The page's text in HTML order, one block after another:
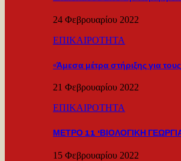
24 Φεβρουαρίου 2022
ΕΠΙΚΑΙΡΟΤΗΤΑ
«Άμεσα μέτρα στήριξης για
21 Φεβρουαρίου 2022
ΕΠΙΚΑΙΡΟΤΗΤΑ
ΜΕΤΡΟ 11 ‘ΒΙΟΛΟΓΙΚΗ
15 Φεβρουαρίου 2022